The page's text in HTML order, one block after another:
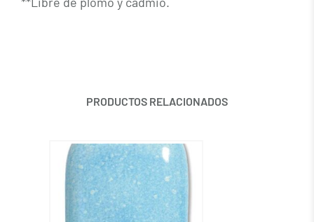
PRODUCTOS RELACIONADOS